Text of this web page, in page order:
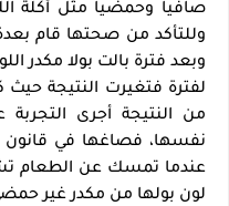
صافيا وحمضيا مثل أكلة
وللتأكد من صحتها قام
وبعد فترة بالت بولا مكدر
لفترة فتغيرت النتيجة حيث
من النتيجة أجرى
نفسها، فصاغها في قانون
عندما تمسك عن الطعام
لون بولها من مكدر غير